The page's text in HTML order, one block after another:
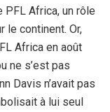
PFL Africa, un rôle
le continent. Or,
Africa en août
ne s’est pas
Davis n’avait pas
à lui seul